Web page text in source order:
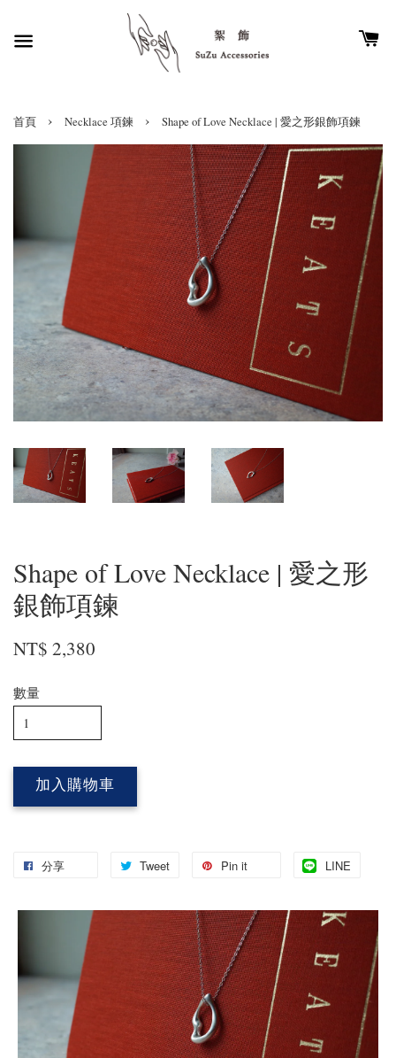
首頁 › Necklace 項鍊 › Shape of Love Necklace | 愛之形銀飾項鍊
Shape of Love Necklace | 愛之形
銀飾項鍊
NT$ 2,380
數量
加入購物車
分享 Tweet Pin it LINE